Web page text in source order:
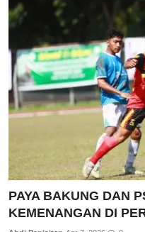
PAYA BAKUNG DAN
KEMENANGAN DI